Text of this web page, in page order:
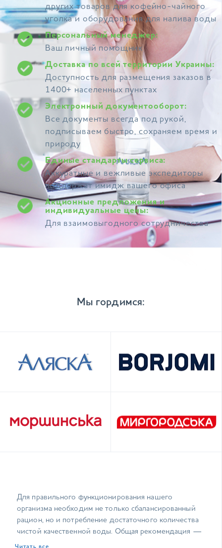
других товаров для кофейно-чайного
уголка и оборудования для налива воды
Персональный менеджер:
Ваш личный помощник
Доставка по всей территории Украины:
Доступность для размещения заказов в
1400+ населенных пунктах
Электронный документооборот:
Все документы всегда под рукой,
подписываем быстро, сохраняем время и
природу
Единые стандарты сервиса:
Аккуратные и вежливые экспедиторы
поддержат имидж вашего офиса
Акционные предложения и
индивидуальные цены:
Для взаимовыгодного сотрудничества
Мы гордимся:
Для правильного функционирования нашего
организма необходим не только сбалансированный
рацион, но и потребление достаточного количества
чистой качественной воды. Общая рекомендация —
пить ежедневно не менее 1,5 л воды, а в жаркие дни